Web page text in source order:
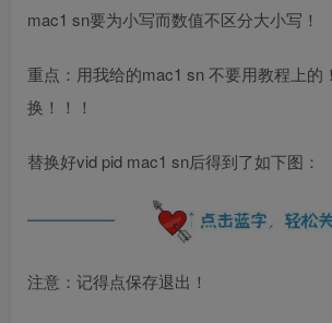
mac1 sn要为小写而数值不区分大小写！
重点：用我给的mac1 sn 不要用教程上的
换！！！
替换好vid pid mac1 sn后得到了如下图：
注意：记得点保存退出！